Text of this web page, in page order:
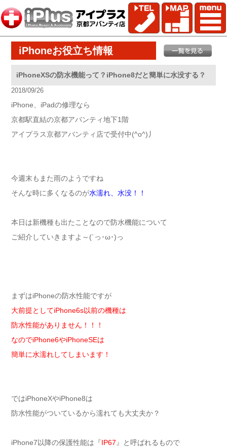
iPhoneお役立ち情報
iPhoneXSの防水機能って？iPhone8だと簡単に水没する？
2018/09/26
iPhone、iPadの修理なら
京都駅直結の京都アバンティ地下1階
アイプラス京都アバンティ店で受付中(^o^)丿
今週末もまた雨のようですね
そんな時に多くなるのが水濡れ、水没！！
本日は新機種も出たことなので防水機能について
ご紹介していきますよ～(´っ･ω･)っ
まずはiPhoneの防水性能ですが
大前提としてiPhone6s以前の機種は
防水性能がありません！！！
なのでiPhone6やiPhoneSEは
簡単に水濡れしてしまいます！
ではiPhoneXやiPhone8は
防水性能がついているから濡れても大丈夫か？
iPhone7以降の保護性能は『IP67 』と呼ばれるもので